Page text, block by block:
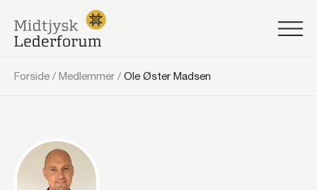
Forside / Medlemmer / Ole Øster Madsen